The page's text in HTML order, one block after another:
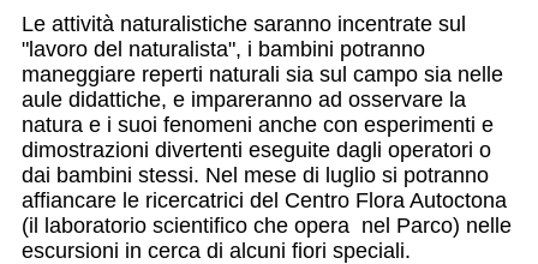
Le attività naturalistiche saranno incentrate sul
"lavoro del naturalista", i bambini potranno
maneggiare reperti naturali sia sul campo sia nelle
aule didattiche, e impareranno ad osservare la
natura e i suoi fenomeni anche con esperimenti e
dimostrazioni divertenti eseguite dagli operatori o
dai bambini stessi. Nel mese di luglio si potranno
affiancare le ricercatrici del Centro Flora Autoctona
(il laboratorio scientifico che opera nel Parco) nelle
escursioni in cerca di alcuni fiori speciali.